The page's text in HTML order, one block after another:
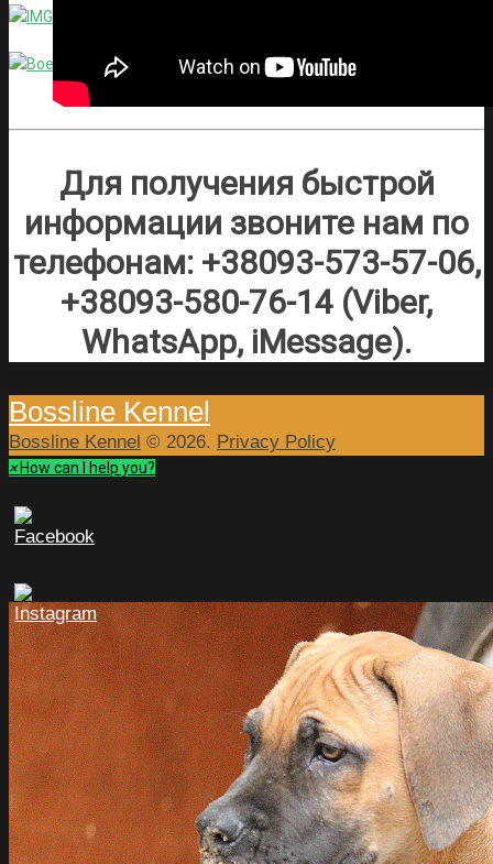
Для получения быстрой
информации звоните нам по
телефонам: +38093-573-57-06,
+38093-580-76-14 (Viber,
WhatsApp, iMessage).
Bossline Kennel
Bossline Kennel © 2026. Privacy Policy
× How can I help you?